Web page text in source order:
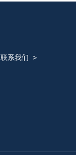
联系我们 >